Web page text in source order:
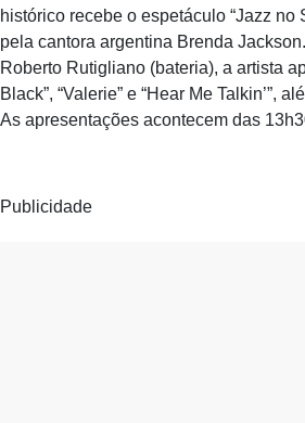
histórico recebe o espetáculo “Jazz
pela cantora argentina Brenda
Roberto Rutigliano (bateria), a artista
Black”, “Valerie” e “Hear Me Talkin’”,
As apresentações acontecem das
Publicidade